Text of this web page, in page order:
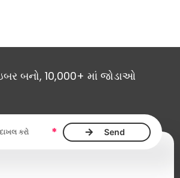
બનો, 10,000+ માં જોડાઓ
છે *